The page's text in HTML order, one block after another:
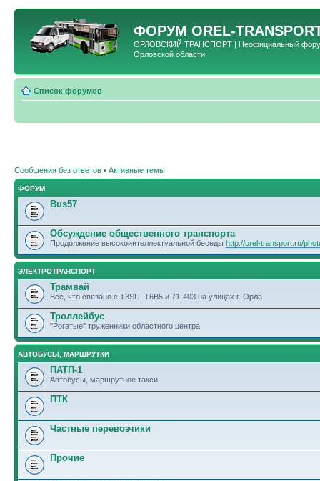
ФОРУМ OREL-
ОРЛОВСКИЙ ТРАНСПОРТ | Неофициальный форум
Орловской области
Список форумов
Сообщения без ответов • Активные темы
ФОРУМ
Bus57
Обсуждение общественного транспорта
Продолжение высокоинтеллектуальной беседы http://orel-transport.ru/
ЭЛЕКТРОТРАНСПОРТ
Трамвай
Все, что связано с T3SU, T6B5 и 71-403 на улицах г. Орла
Троллейбус
"Рогатые" труженники областного центра
АВТОБУСЫ, МАРШРУТКИ
ПАТП-1
Автобусы, маршрутное такси
ПТК
Частные перевозчики
Прочие